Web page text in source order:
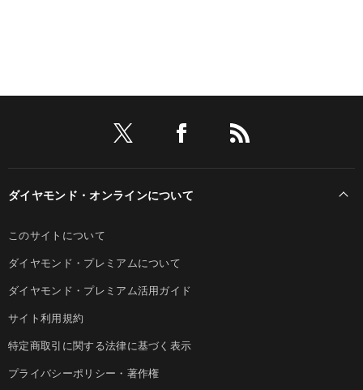
ダイヤモンド・オンラインについて
このサイトについて
ダイヤモンド・プレミアムについて
ダイヤモンド・プレミアム活用ガイド
サイト利用規約
特定商取引に関する法律に基づく表示
プライバシーポリシー・著作権